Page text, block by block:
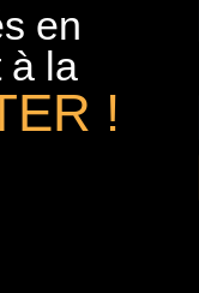
en
à la
!